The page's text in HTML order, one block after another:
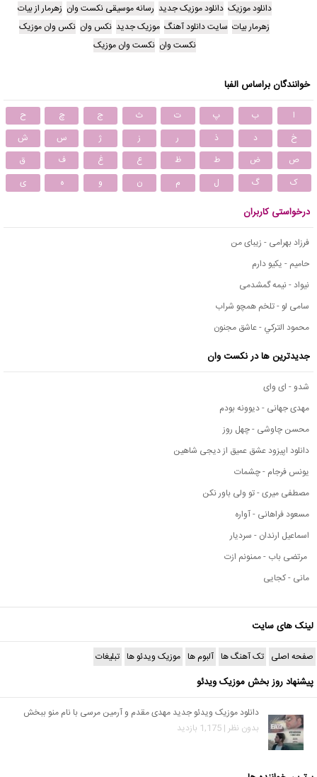
دانلود موزیک دانلود موزیک جدید رسانه موسیقی نکست وان زهرمار از بیات
زهرمار بیات سایت دانلود آهنگ موزیک جدید نکس وان نکس وان موزیک
نکست وان نکست وان موزیک
خوانندگان براساس الفبا
ا ب پ ت ث ج چ
ح
خ
د ذ ر ز ژ س
ش
ص
ض ط ظ ع غ ف
ق
ک
گ ل م ن و ه ی
درخواستی کاربران
فرزاد بهرامی - زیبای من
حامیم - یکیو دارم
نیواد - نیمه گمشدمی
سامی لو - تلخم همچو شراب
محمود التركي - عاشق مجنون
جدیدترین ها در نکست وان
شدو - ای وای
مهدی جهانی - دیوونه بودم
محسن چاوشی - چهل روز
دانلود اپیزود عشق عمیق از دیجی شاهین
یونس فرجام - چشمات
مصطفی میری - تو ولی باور نکن
مسعود فراهانی - آواره
اسماعیل ارندان - سردیار
مرتضی باب - ممنونم ازت
مانی - کجایی
لینک های سایت
صفحه اصلی تک آهنگ ها آلبوم ها موزیک ویدئو ها تبلیغات
پیشنهاد روز بخش موزیک ویدئو
دانلود موزیک ویدئو جدید مهدی مقدم و آرمین مرسی با نام منو ببخش
بدون نظر | 1,175 بازدید